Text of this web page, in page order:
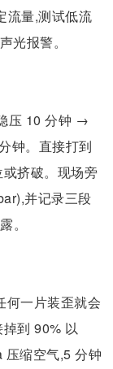
流量,测试低流
光报警。
压 10 分钟 →
钟。直接打到
挤破。现场旁
并记录三段
。
何一片装歪就会
到 90% 以
压缩空气,5 分钟